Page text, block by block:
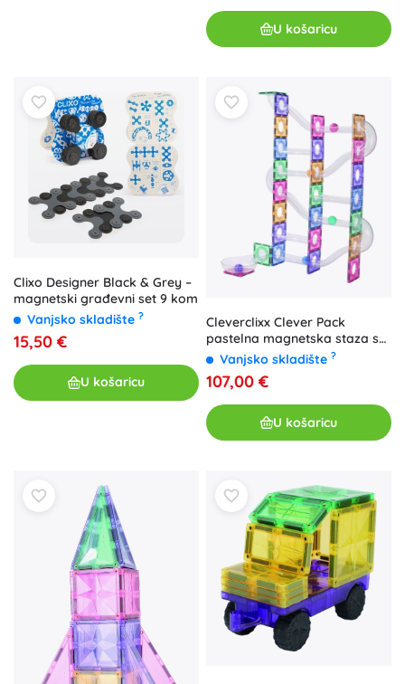
U košaricu
Clixo Designer Black & Grey –
magnetski građevni set 9 kom
Vanjsko skladište ?
15,50 €
U košaricu
Cleverclixx Clever Pack
pastelna magnetska staza s
kuglicama 110 kom
Vanjsko skladište ?
107,00 €
U košaricu